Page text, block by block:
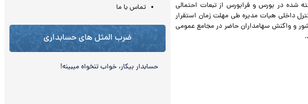
شده در بورس و فرابورس از تبعات احتمالی
داخلی هیات مدیره طی مهلت زمان استقرار
و واکنش سهامداران حاضر در مجامع عمومی
تماس با ما
ضرب المثل های حسابداری
حسابدار بی‏کار، خواب تنخواه می‏بینه!